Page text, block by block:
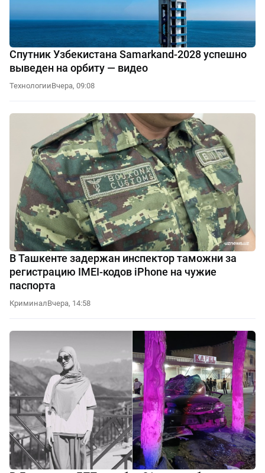
Спутник Узбекистана Samarkand-2028 успешно
выведен на орбиту — видео
ТехнологииВчера, 09:08
В Ташкенте задержан инспектор таможни за
регистрацию IMEI-кодов iPhone на чужие
паспорта
КриминалВчера, 14:58